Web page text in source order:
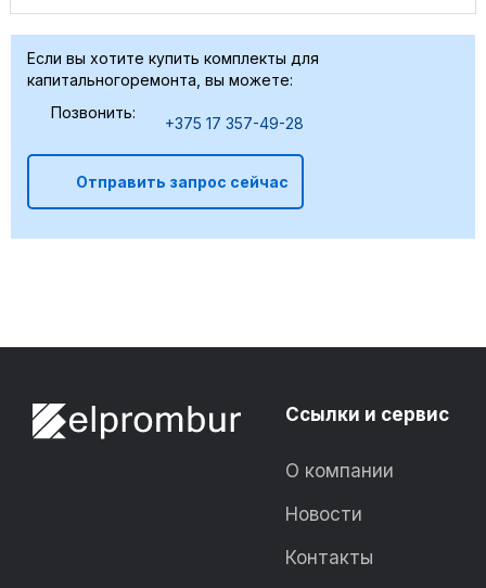
Если вы хотите купить комплекты для
капитальногоремонта, вы можете:
Позвонить:
+375 17 357-49-28
Отправить запрос сейчас
Ссылки и сервис
О компании
Новости
Контакты